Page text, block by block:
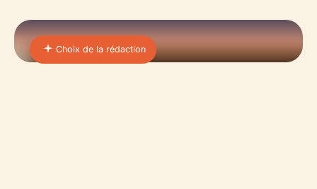
Choix de la rédaction